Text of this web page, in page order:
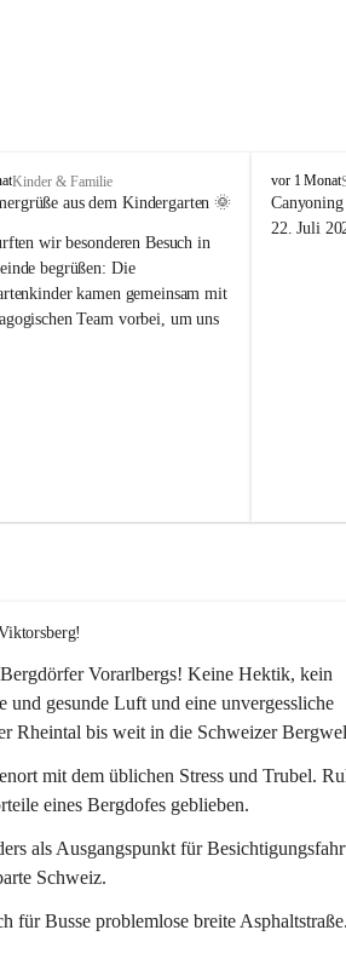
Kinder & Familie
aus dem Kindergarten 🌞
wir besonderen Besuch in
begrüßen: Die
kamen gemeinsam mit
Team vorbei, um uns
V
i
k
vor 1 Monat
22. Juli
Vorarlbergs! Keine Hektik, kein
und gesunde Luft und eine unvergessliche
Rheintal bis weit in die Schweizer
mit dem üblichen Stress und Trubel.
eines Bergdofes geblieben.
als Ausgangspunkt für
Schweiz.
für Busse problemlose breite